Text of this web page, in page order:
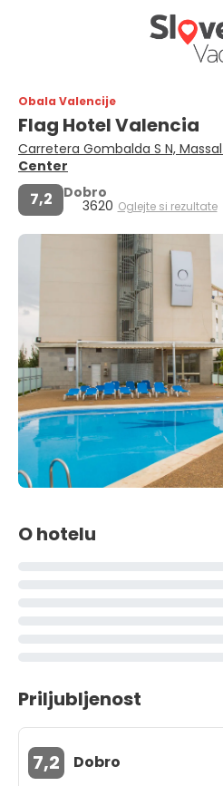
Obala Valencije
Flag Hotel Valencia
Carretera Gombalda S N,
Center
7,2 Dobro
3620 Oglejte si rezultate
O hotelu
Priljubljenost
7,2 Dobro